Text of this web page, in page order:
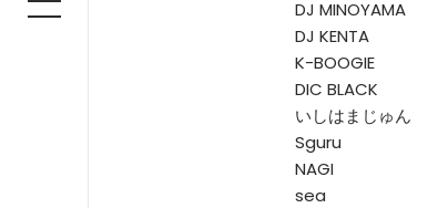
DJ MINOYAMA
DJ KENTA
K-BOOGIE
DIC BLACK
いしはまじゅん
Sguru
NAGI
sea